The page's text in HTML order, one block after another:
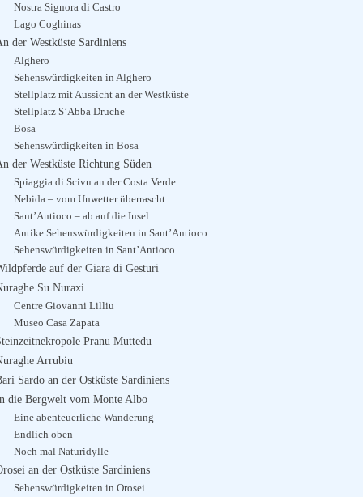
Nostra Signora di Castro
Lago Coghinas
der Westküste Sardiniens
Alghero
Sehenswürdigkeiten in Alghero
Stellplatz mit Aussicht an der Westküste
Stellplatz S’Abba Druche
Bosa
Sehenswürdigkeiten in Bosa
der Westküste Richtung Süden
Spiaggia di Scivu an der Costa Verde
Nebida – vom Unwetter überrascht
Sant’Antioco – ab auf die Insel
Antike Sehenswürdigkeiten in Sant’Antioco
Sehenswürdigkeiten in Sant’Antioco
auf der Giara di Gesturi
Su Nuraxi
Centre Giovanni Lilliu
Museo Casa Zapata
Pranu Muttedu
Arrubiu
Sardo an der Ostküste Sardiniens
die Bergwelt vom Monte Albo
Eine abenteuerliche Wanderung
Endlich oben
Noch mal Naturidylle
an der Ostküste Sardiniens
Sehenswürdigkeiten in Orosei